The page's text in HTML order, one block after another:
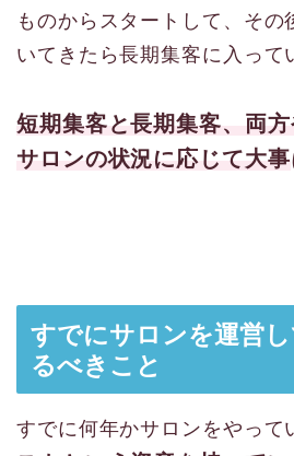
ものからスタートして、その
いてきたら長期集客に入って
短期集客と長期集客、両
サロンの状況に応じて大事
すでにサロンを運営
るべきこと
すでに何年かサロンをやって